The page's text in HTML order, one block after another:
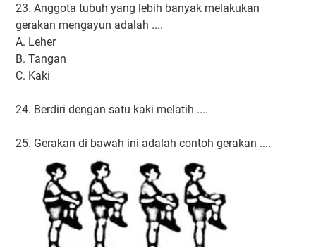
23. Anggota tubuh yang lebih banyak melakukan
gerakan mengayun adalah ....
A. Leher
B. Tangan
C. Kaki
24. Berdiri dengan satu kaki melatih ....
25. Gerakan di bawah ini adalah contoh gerakan ....